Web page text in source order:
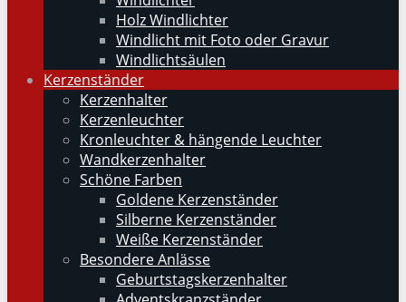
Holz Windlichter
Windlicht mit Foto oder Gravur
Windlichtsäulen
Kerzenständer
Kerzenhalter
Kerzenleuchter
Kronleuchter & hängende Leuchter
Wandkerzenhalter
Schöne Farben
Goldene Kerzenständer
Silberne Kerzenständer
Weiße Kerzenständer
Besondere Anlässe
Geburtstagskerzenhalter